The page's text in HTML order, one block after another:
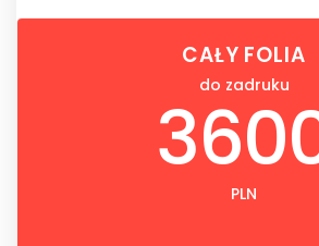
CAŁY FOLIA
do zadruku
PLN